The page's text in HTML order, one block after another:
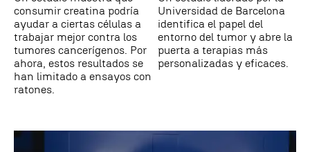
consumir creatina podría
ayudar a ciertas células a
trabajar mejor contra los
tumores cancerígenos. Por
ahora, estos resultados se
han limitado a ensayos con
ratones.
Universidad de Barcelona
identifica el papel del
entorno del tumor y abre la
puerta a terapias más
personalizadas y eficaces.